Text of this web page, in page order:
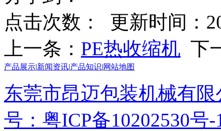
点击次数：
更新时间：
上一条： PE热收缩机 下
产品展示|新闻资讯|产品知识|网站地图
东莞市昂迈包装机械有限
号：粤ICP备10202530号-